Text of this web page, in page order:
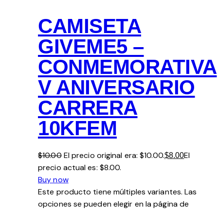
CAMISETA
GIVEME5 –
CONMEMORATIVA
V ANIVERSARIO
CARRERA
10KFEM
$10.00El precio original era: $10.00.$8.00El
precio actual es: $8.00.
Buy now
Este producto tiene múltiples variantes. Las
opciones se pueden elegir en la página de